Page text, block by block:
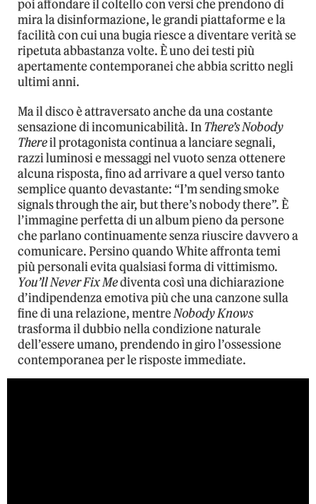
poi affondare il coltello con versi che prendono di
mira la disinformazione, le grandi piattaforme e la
facilità con cui una bugia riesce a diventare verità se
ripetuta abbastanza volte. È uno dei testi più
apertamente contemporanei che abbia scritto negli
ultimi anni.
Ma il disco è attraversato anche da una costante
sensazione di incomunicabilità. InThere’s Nobody
Thereil protagonista continua a lanciare segnali,
razzi luminosi e messaggi nel vuoto senza ottenere
alcuna risposta, fino ad arrivare a quel verso tanto
semplice quanto devastante: “I’m sending smoke
signals through the air, but there’s nobody there”. È
l’immagine perfetta di un album pieno da persone
che parlano continuamente senza riuscire davvero a
comunicare. Persino quando White affronta temi
più personali evita qualsiasi forma di vittimismo.
You’ll Never Fix Mediventa così una dichiarazione
d’indipendenza emotiva più che una canzone sulla
fine di una relazione, mentreNobody Knows
trasforma il dubbio nella condizione naturale
dell’essere umano, prendendo in giro l’ossessione
contemporanea per le risposte immediate.